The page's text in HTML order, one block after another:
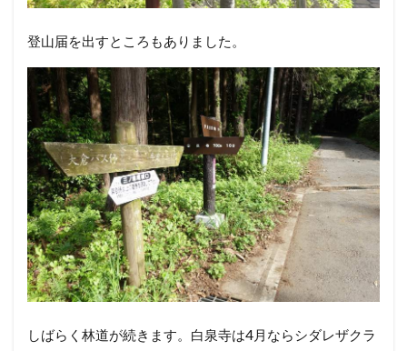
登山届を出すところもありました。
しばらく林道が続きます。白泉寺は4月ならシダレザクラ